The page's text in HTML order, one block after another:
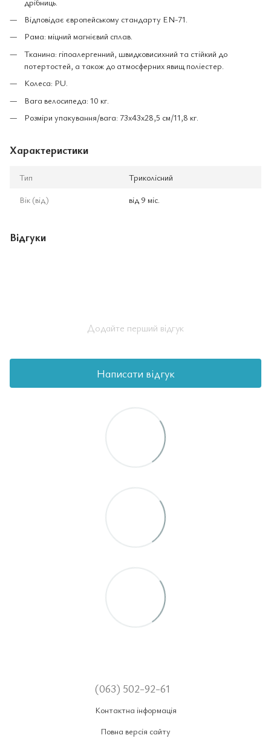
Відповідає європейському стандарту EN-71.
Рама: міцний магнієвий сплав.
Тканина: гіпоалергенний, швидковисихний та стійкий до
потертостей, а також до атмосферних явищ поліестер.
Колеса: PU.
Вага велосипеда: 10 кг.
Розміри упакування/вага: 73x43x28,5 см/11,8 кг.
Характеристики
Тип
Триколісний
Вік (від)
від 9 міс.
Відгуки
Додайте перший відгук
Написати відгук
(063) 502-92-61
Контактна інформація
Повна версія сайту